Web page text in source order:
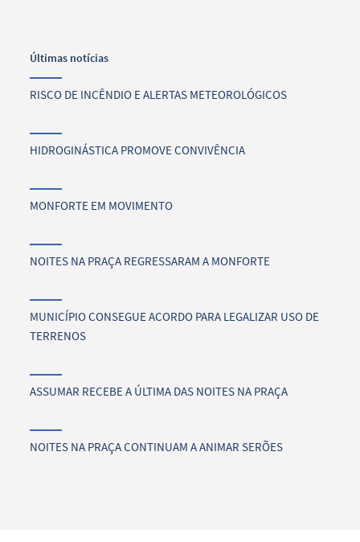
Últimas notícias
RISCO DE INCÊNDIO E ALERTAS METEOROLÓGICOS
HIDROGINÁSTICA PROMOVE CONVIVÊNCIA
MONFORTE EM MOVIMENTO
NOITES NA PRAÇA REGRESSARAM A MONFORTE
MUNICÍPIO CONSEGUE ACORDO PARA LEGALIZAR USO DE
TERRENOS
ASSUMAR RECEBE A ÚLTIMA DAS NOITES NA PRAÇA
NOITES NA PRAÇA CONTINUAM A ANIMAR SERÕES